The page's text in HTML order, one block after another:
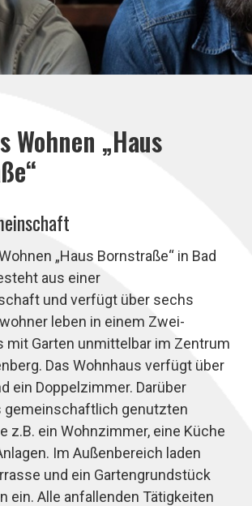
Wohnen „Haus
„Haus Bornstraße“ in Bad
aus einer
und verfügt über sechs
leben in einem Zwei-
mit Garten unmittelbar im Zentrum
Das Wohnhaus verfügt über
ein Doppelzimmer. Darüber
gemeinschaftlich genutzten
z.B. ein Wohnzimmer, eine Küche
Im Außenbereich laden
und ein Gartengrundstück
ein. Alle anfallenden Tätigkeiten